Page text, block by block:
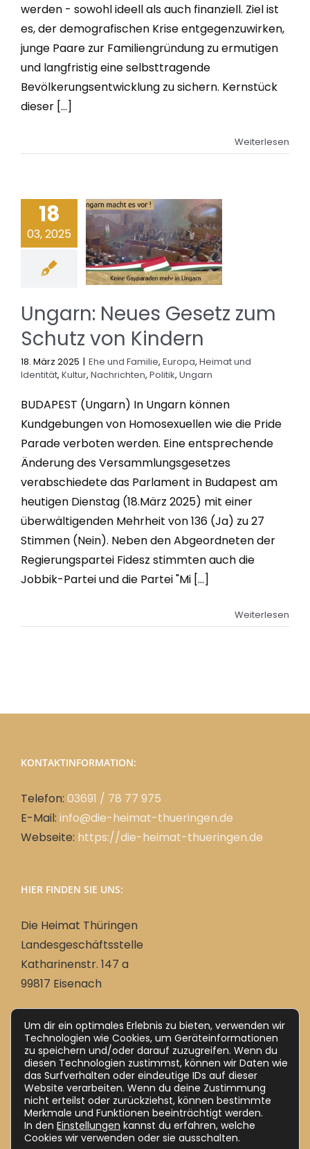
werden - sowohl ideell als auch finanziell. Ziel ist
es, der demografischen Krise entgegenzuwirken,
junge Paare zur Familiengründung zu ermutigen
und langfristig eine selbsttragende
Bevölkerungsentwicklung zu sichern. Kernstück
dieser [...]
Weiterlesen
18
03, 2025
Ungarn: Neues Gesetz zum
Schutz von Kindern
18. März 2025 | Ehe und Familie, Europa, Heimat und
Identität, Kultur, Nachrichten, Politik, Ungarn
BUDAPEST (Ungarn) In Ungarn können
Kundgebungen von Homosexuellen wie die Pride
Parade verboten werden. Eine entsprechende
Änderung des Versammlungsgesetzes
verabschiedete das Parlament in Budapest am
heutigen Dienstag (18.März 2025) mit einer
überwältigenden Mehrheit von 136 (Ja) zu 27
Stimmen (Nein). Neben den Abgeordneten der
Regierungspartei Fidesz stimmten auch die
Jobbik-Partei und die Partei "Mi [...]
Weiterlesen
KONTAKTINFORMATION:
Telefon: 03691 / 78 77 975
E-Mail: info@die-heimat-thueringen.de
Webseite: https://die-heimat-thueringen.de
HIER FINDEN SIE UNS:
Die Heimat Thüringen
Landesgeschäftsstelle
Katharinenstr. 147 a
99817 Eisenach
Deutsch
Magyar(Ungarisch)
Um dir ein optimales Erlebnis zu bieten, verwenden wir
Technologien wie Cookies, um Geräteinformationen
zu speichern und/oder darauf zuzugreifen. Wenn du
diesen Technologien zustimmst, können wir Daten wie
das Surfverhalten oder eindeutige IDs auf dieser
Website verarbeiten. Wenn du deine Zustimmung
nicht erteilst oder zurückziehst, können bestimmte
Merkmale und Funktionen beeinträchtigt werden.
In den Einstellungen kannst du erfahren, welche
Cookies wir verwenden oder sie ausschalten.